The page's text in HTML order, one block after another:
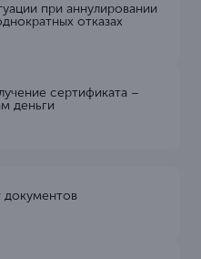
при аннулировании
отказах
сертификата –
деньги
документов